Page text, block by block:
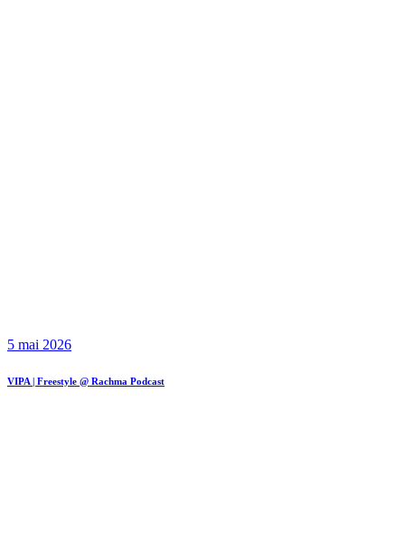
5 mai 2026
VIPA | Freestyle @ Rachma Podcast